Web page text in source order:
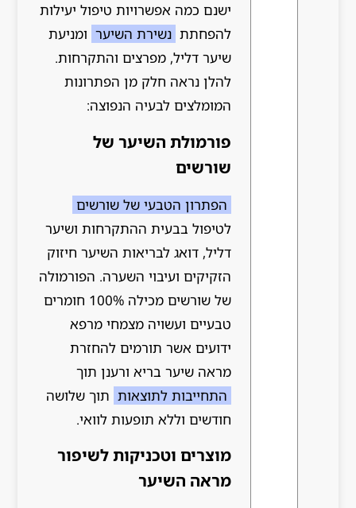
ישנם כמה אפשרויות טיפול יעילות
להפחתת נשירת השיער ומניעת
שיער דליל, מפרצים והתקרחות.
להלן נראה חלק מן הפתרונות
המומלצים לבעיה הנפוצה:
פורמולת השיער של
שורשים
הפתרון הטבעי של שורשים
לטיפול בבעית ההתקרחות ושיער
דליל, דואג לבריאות השיער חיזוק
הזקיקים ועיבוי השערה. הפורמולה
של שורשים מכילה 100% חומרים
טבעיים ועשויה מצמחי מרפא
ידועים אשר תורמים להחזרת
מראה שיער בריא ורענן תוך
התחייבות לתוצאות תוך שלושה
חודשים וללא תופעות לוואי.
מוצרים וטכניקות לשיפור
מראה השיער